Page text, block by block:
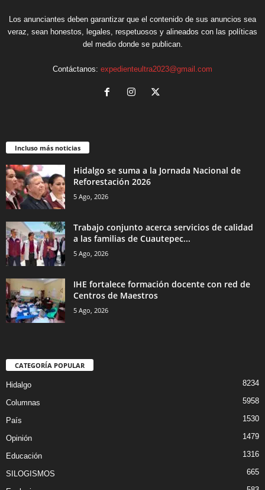
Los anunciantes deben garantizar que el contenido de sus anuncios sea
veraz, sean honestos, legales, respetuosos y alineados con las políticas
del medio donde se publican.
Contáctanos: expedienteultra2023@gmail.com
Incluso más noticias
Hidalgo se suma a la Jornada Nacional de
Reforestación 2026
5 Ago, 2026
Trabajo conjunto acerca servicios de calidad
a las familias de Cuautepec...
5 Ago, 2026
IHE fortalece formación docente con red de
Centros de Maestros
5 Ago, 2026
CATEGORÍA POPULAR
Hidalgo 8234
Columnas 5958
País 1530
Opinión 1479
Educación 1316
SILOGISMOS 665